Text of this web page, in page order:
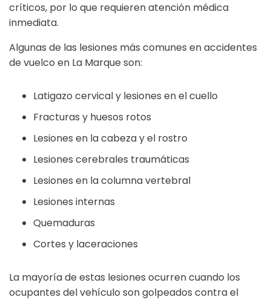
críticos, por lo que requieren atención médica
inmediata.
Algunas de las lesiones más comunes en accidentes
de vuelco en La Marque son:
Latigazo cervical y lesiones en el cuello
Fracturas y huesos rotos
Lesiones en la cabeza y el rostro
Lesiones cerebrales traumáticas
Lesiones en la columna vertebral
Lesiones internas
Quemaduras
Cortes y laceraciones
La mayoría de estas lesiones ocurren cuando los
ocupantes del vehículo son golpeados contra el